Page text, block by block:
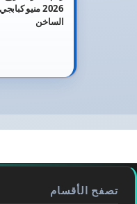
2026 منيو
الساخن
تصفح الأقسام